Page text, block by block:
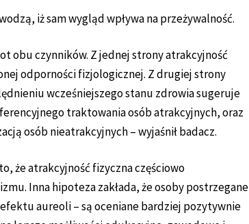
iż sam wygląd wpływa na przeżywalność.
obu czynników. Z jednej strony atrakcyjność
odporności fizjologicznej. Z drugiej strony
wcześniejszego stanu zdrowia sugeruje
traktowania osób atrakcyjnych, oraz
osób nieatrakcyjnych – wyjaśnił badacz.
że atrakcyjność fizyczna częściowo
Inna hipoteza zakłada, że osoby postrzegane
aureoli – są oceniane bardziej pozytywnie